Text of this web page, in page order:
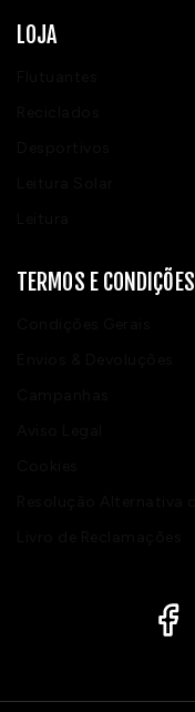
LOJA
TERMOS E CONDIÇÕES